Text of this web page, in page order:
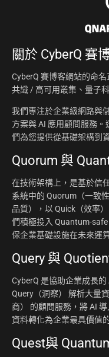
關於 CyberQ 賽
CyberQ 賽博客網站的命名
共識 / 高可用叢集、量子
我們專注於企業級網路與
方案與 AI 應用顧問服務
們為您提供從基礎架構到
Quorum 與
在技術架構上，是基於信
系統中的 Quorum（一致
品質），以 Quick（效率
們積極投入 Quantum-
保企業基礎設施在未來運
Query 與
CyberQ 是協助企業成長
Query（洞察） 解析大量
商） 的顧問服務，將 AI
資料轉化為企業最具價值
Quest與